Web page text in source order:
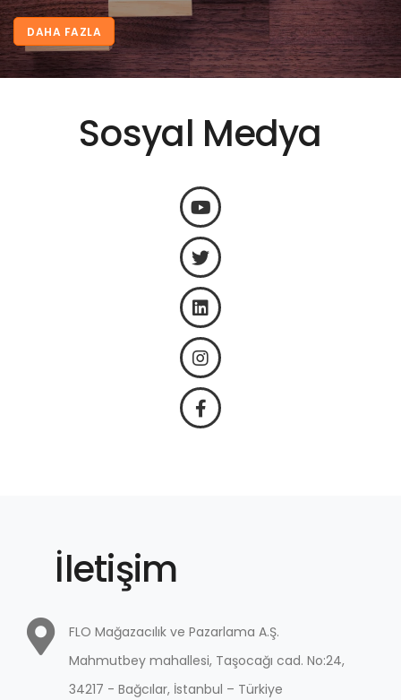
DAHA FAZLA
Sosyal Medya
İletişim
FLO Mağazacılık ve Pazarlama A.Ş.
Mahmutbey mahallesi, Taşocağı cad. No:24,
34217 - Bağcılar, İstanbul – Türkiye